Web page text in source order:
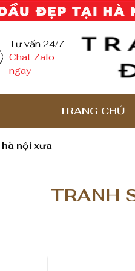
Tư vấn 24/7
Chat Zalo
ngay
TRANG CHỦ
nội xưa
TRANH